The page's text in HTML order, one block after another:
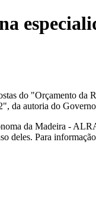
do "Orçamento
da autoria do
da Madeira -
deles. Para